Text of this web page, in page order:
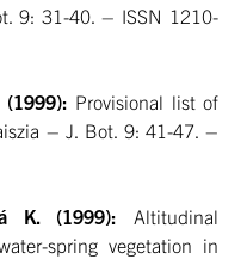
9: 31-40. – ISSN 1210-
Provisional list of
– J. Bot. 9: 41-47. –
K. (1999): Altitudinal
spring vegetation in